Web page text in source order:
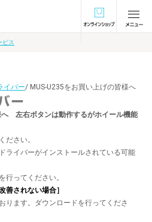
オンラインショ
ビス
イバー/ MUS-U235をお買い上げの皆様へ
へ 左右ボタンは動作するがホイール機能
ださい。
ライバーがインストールされている可能
行ってください。
善されない場合］
ります。ダウンロードを行ってくださ